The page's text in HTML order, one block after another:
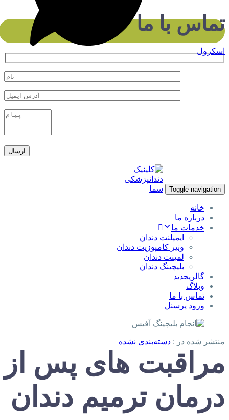
اسکرول
تماس با ما
Toggle navigation
خانه
درباره ما
خدمات ما
ایمپلنت دندان
ونیر کامپوزیت دندان
لمینت دندان
بلیچینگ دندان
گالریجدید
وبلاگ
تماس با ما
ورود پرسنل
منتشر شده در : دسته‌بندی نشده
مراقبت های پس از
درمان ترمیم دندان